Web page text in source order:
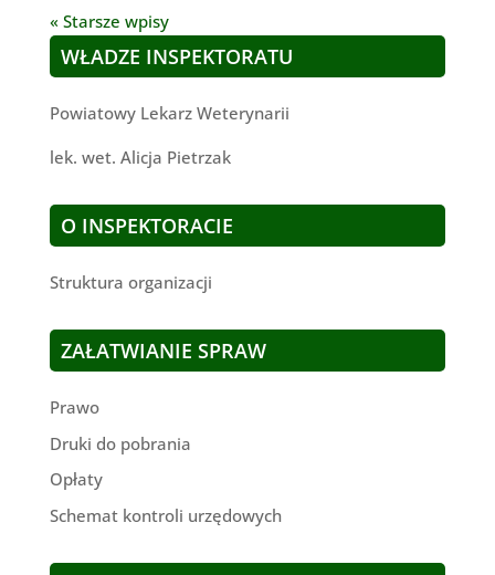
« Starsze wpisy
WŁADZE INSPEKTORATU
Powiatowy Lekarz Weterynarii
lek. wet. Alicja Pietrzak
O INSPEKTORACIE
Struktura organizacji
ZAŁATWIANIE SPRAW
Prawo
Druki do pobrania
Opłaty
Schemat kontroli urzędowych